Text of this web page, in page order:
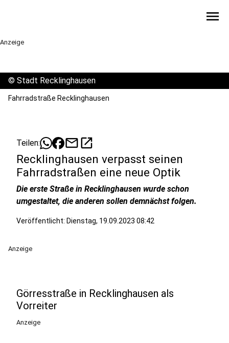
menu
Anzeige
© Stadt Recklinghausen
Fahrradstraße Recklinghausen
Teilen: mailopen_in_new
Recklinghausen verpasst seinen
Fahrradstraßen eine neue Optik
Die erste Straße in Recklinghausen wurde schon
umgestaltet, die anderen sollen demnächst folgen.
Veröffentlicht: Dienstag, 19.09.2023 08:42
Anzeige
Görresstraße in Recklinghausen als
Vorreiter
Anzeige